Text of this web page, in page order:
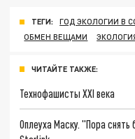
ТЕГИ: ГОД ЭКОЛОГИИ В
ОБМЕН ВЕЩАМИ
ЧИТАЙТЕ ТАКЖЕ:
Технофашисты XXI века
Оплеуха Маску. "Пора